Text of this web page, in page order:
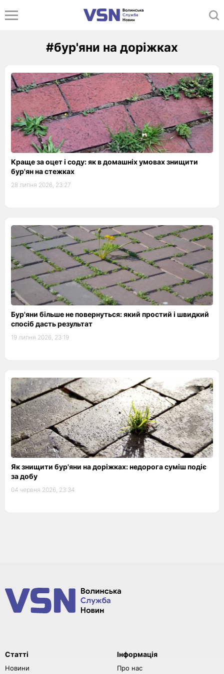
#бур'яни на доріжках
Краще за оцет і соду: як в домашніх умовах знищити
бур'ян на стежках
28 липня 2026, 23:27
Бур'яни більше не повернуться: який простий і швидкий
спосіб дасть результат
19 липня 2026, 23:19
Як знищити бур'яни на доріжках: недорога суміш подіє
за добу
04 червня 2026, 23:34
Статті
Новини
Інформація
Про нас